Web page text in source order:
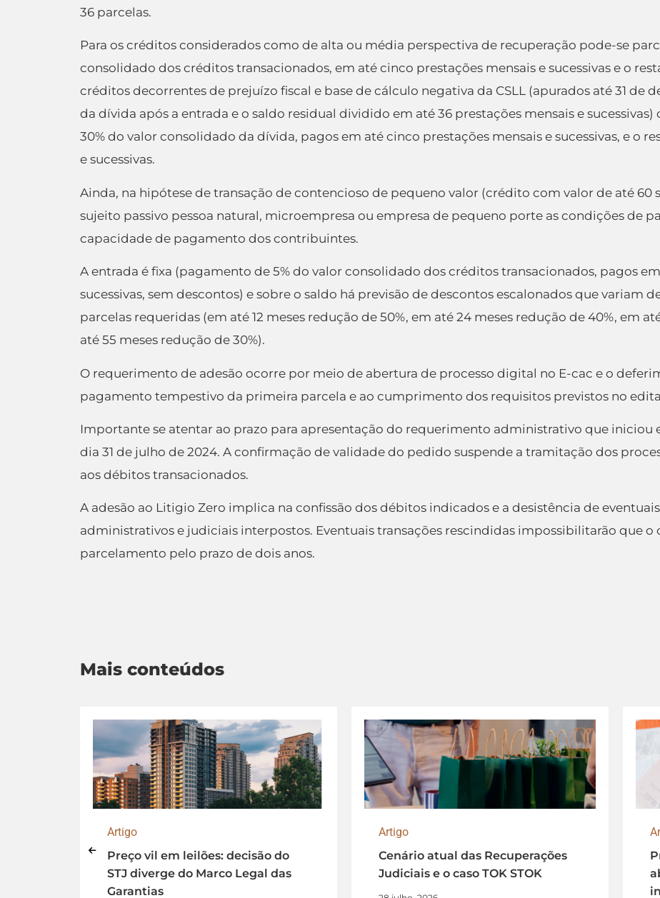
36 parcelas.
Para os créditos considerados como de alta ou média perspectiva de recuperação pode-se
consolidado dos créditos transacionados, em até cinco prestações mensais e sucessivas e o
créditos decorrentes de prejuízo fiscal e base de cálculo negativa da CSLL (apurados até 31 de
da dívida após a entrada e o saldo residual dividido em até 36 prestações mensais e
30% do valor consolidado da dívida, pagos em até cinco prestações mensais e sucessivas, e o
e sucessivas.
Ainda, na hipótese de transação de contencioso de pequeno valor (crédito com valor de até
sujeito passivo pessoa natural, microempresa ou empresa de pequeno porte as condições de
capacidade de pagamento dos contribuintes.
A entrada é fixa (pagamento de 5% do valor consolidado dos créditos transacionados, pagos
sucessivas, sem descontos) e sobre o saldo há previsão de descontos escalonados que variam
parcelas requeridas (em até 12 meses redução de 50%, em até 24 meses redução de 40%, em
até 55 meses redução de 30%).
O requerimento de adesão ocorre por meio de abertura de processo digital no E-cac e o
pagamento tempestivo da primeira parcela e ao cumprimento dos requisitos previstos no
Importante se atentar ao prazo para apresentação do requerimento administrativo que iniciou
dia 31 de julho de 2024. A confirmação de validade do pedido suspende a tramitação dos
aos débitos transacionados.
A adesão ao Litigio Zero implica na confissão dos débitos indicados e a desistência de
administrativos e judiciais interpostos. Eventuais transações rescindidas impossibilitarão que
parcelamento pelo prazo de dois anos.
Mais conteúdos
Artigo
Preço vil em leilões: decisão do
STJ diverge do Marco Legal das
Garantias
Artigo
Cenário atual das Recuperações
Judiciais e o caso TOK STOK